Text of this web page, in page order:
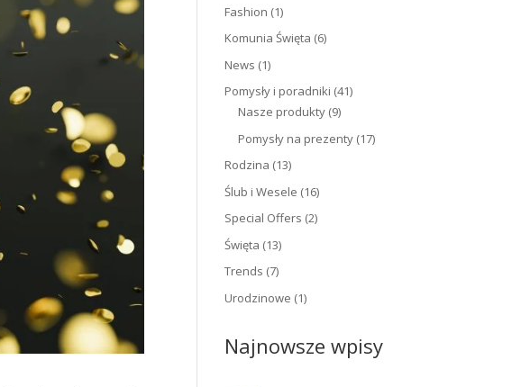
Fashion (1)
Komunia Święta (6)
News (1)
Pomysły i poradniki (41)
Nasze produkty (9)
Pomysły na prezenty (17)
Rodzina (13)
Ślub i Wesele (16)
Special Offers (2)
Święta (13)
Trends (7)
Urodzinowe (1)
Najnowsze wpisy